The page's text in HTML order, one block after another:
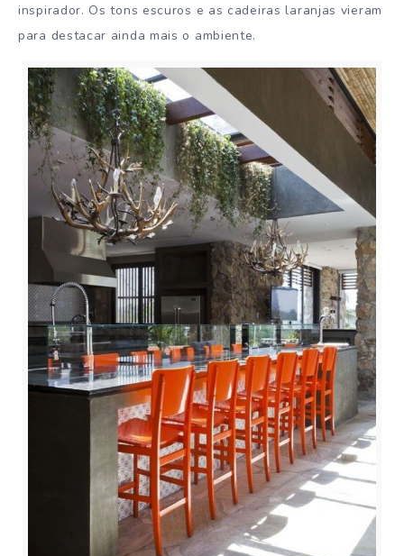
inspirador. Os tons escuros e as cadeiras laranjas vieram
para destacar ainda mais o ambiente.